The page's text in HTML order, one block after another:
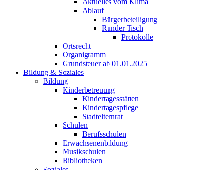
Aktuelles vom Klima
Ablauf
Bürgerbeteiligung
Runder Tisch
Protokolle
Ortsrecht
Organigramm
Grundsteuer ab 01.01.2025
Bildung & Soziales
Bildung
Kinderbetreuung
Kindertagesstätten
Kindertagespflege
Stadtelternrat
Schulen
Berufsschulen
Erwachsenenbildung
Musikschulen
Bibliotheken